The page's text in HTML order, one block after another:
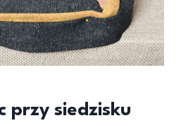
przy siedzisku